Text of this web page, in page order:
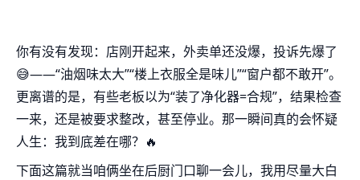
你有没有发现：店刚开起来，外卖单还没爆，投诉先爆了
😅——“油烟味太大”“楼上衣服全是味儿”“窗户都不敢开”。
更离谱的是，有些老板以为“装了净化器=合规”，结果检查
一来，还是被要求整改，甚至停业。那一瞬间真的会怀疑
人生：我到底差在哪？🔥
下面这篇就当咱俩坐在后厨门口聊一会儿，我用尽量大白